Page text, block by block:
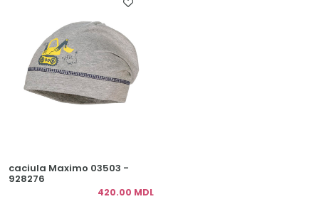
caciula Maximo 03503 -
928276
420.00 MDL